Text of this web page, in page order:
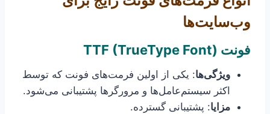
وب‌سایت‌ها
فونت TTF (TrueType Font)
ویژگی‌ها: یکی از اولین فرمت‌های فونت که توسط
اکثر سیستم‌عامل‌ها و مرورگرها پشتیبانی می‌شود.
مزایا: پشتیبانی گسترده.